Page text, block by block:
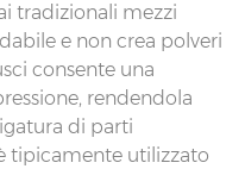
tradizionali mezzi
e non crea polveri
consente una
rendendola
di parti
tipicamente utilizzato